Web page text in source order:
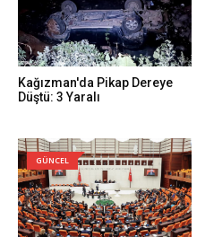
Kağızman'da Pikap Dereye
Düştü: 3 Yaralı
GÜNCEL